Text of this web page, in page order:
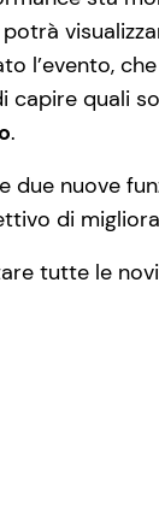
l’evento,
quali
.
nuove
di
tutte le